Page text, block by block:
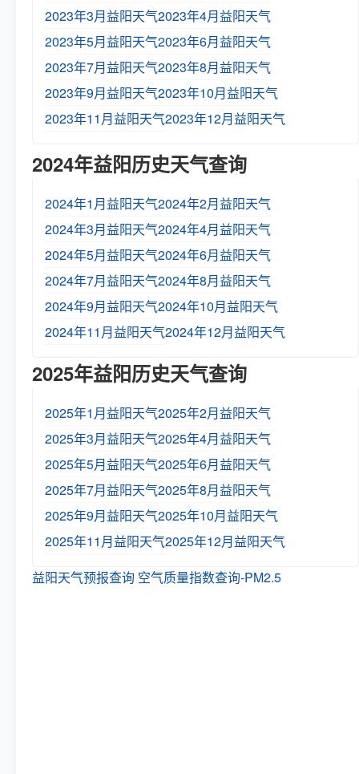
2023年3月益阳天气2023年4月益阳天气
2023年5月益阳天气2023年6月益阳天气
2023年7月益阳天气2023年8月益阳天气
2023年9月益阳天气2023年10月益阳天气
2023年11月益阳天气2023年12月益阳天气
2024年益阳历史天气查询
2024年1月益阳天气2024年2月益阳天气
2024年3月益阳天气2024年4月益阳天气
2024年5月益阳天气2024年6月益阳天气
2024年7月益阳天气2024年8月益阳天气
2024年9月益阳天气2024年10月益阳天气
2024年11月益阳天气2024年12月益阳天气
2025年益阳历史天气查询
2025年1月益阳天气2025年2月益阳天气
2025年3月益阳天气2025年4月益阳天气
2025年5月益阳天气2025年6月益阳天气
2025年7月益阳天气2025年8月益阳天气
2025年9月益阳天气2025年10月益阳天气
2025年11月益阳天气2025年12月益阳天气
益阳天气预报查询 空气质量指数查询-PM2.5